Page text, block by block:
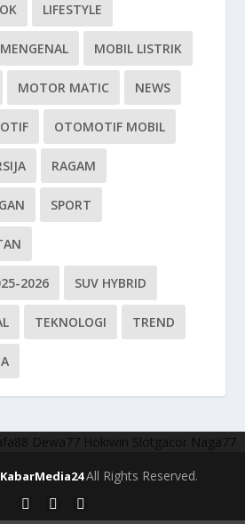
LIFESTYLE
MENGENAL MOBIL LISTRIK
MOTOR MATIC NEWS
OTOMOTIF MOBIL
RAGAM
SPORT
2026 SUV HYBRID
TEKNOLOGI TREND
Dewa77 Hokiwin Slotgacor Naga77
KabarMedia24All Rights Reserved.